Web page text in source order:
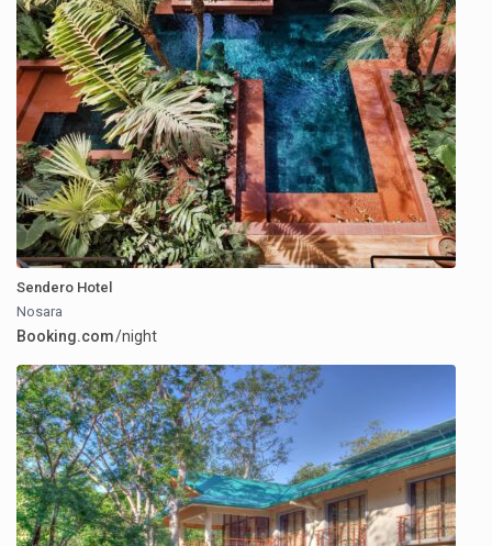
Sendero Hotel
Nosara
Booking.com/night